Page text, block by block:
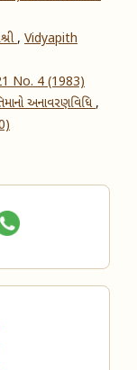
, Vidyapith
No. 4 (1983)
અનાવરણવિધિ,